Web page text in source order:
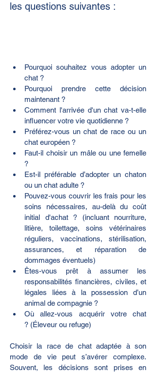
les questions suivantes :
Pourquoi souhaitez vous adopter un
chat ?
Pourquoi prendre cette décision
maintenant ?
Comment l'arrivée d'un chat va-t-elle
influencer votre vie quotidienne ?
Préférez-vous un chat de race ou un
chat européen ?
Faut-il choisir un mâle ou une femelle
?
Est-il préférable d’adopter un chaton
ou un chat adulte ?
Pouvez-vous couvrir les frais pour les
soins nécessaires, au-delà du coût
initial d'achat ? (incluant nourriture,
litière, toilettage, soins vétérinaires
réguliers, vaccinations, stérilisation,
assurances, et réparation de
dommages éventuels)
Êtes-vous prêt à assumer les
responsabilités financières, civiles, et
légales liées à la possession d’un
animal de compagnie ?
Où allez-vous acquérir votre chat
? (Éleveur ou refuge)
Choisir la race de chat adaptée à son
mode de vie peut s’avérer complexe.
Souvent, les décisions sont prises en